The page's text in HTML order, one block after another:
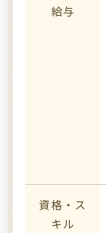
給与
資格・ス
キル